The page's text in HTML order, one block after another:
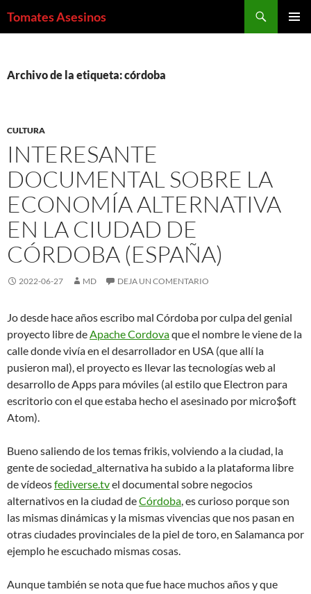
Tomates Asesinos
Archivo de la etiqueta: córdoba
CULTURA
INTERESANTE
DOCUMENTAL SOBRE LA
ECONOMÍA ALTERNATIVA
EN LA CIUDAD DE
CÓRDOBA (ESPAÑA)
2022-06-27 MD DEJA UN COMENTARIO
Jo desde hace años escribo mal Córdoba por culpa del genial
proyecto libre deApache Cordovaque el nombre le viene de la
calle donde vivía en el desarrollador en USA (que allí la
pusieron mal), el proyecto es llevar las tecnologías web al
desarrollo de Apps para móviles (al estilo que Electron para
escritorio con el que estaba hecho el asesinado por micro$oft
Atom).
Bueno saliendo de los temas frikis, volviendo a la ciudad, la
gente de sociedad_alternativa ha subido a la plataforma libre
de vídeosfediverse.tvel documental sobre negocios
alternativos en la ciudad deCórdoba, es curioso porque son
las mismas dinámicas y la mismas vivencias que nos pasan en
otras ciudades provinciales de la piel de toro, en Salamanca por
ejemplo he escuchado mismas cosas.
Aunque también se nota que fue hace muchos años y que